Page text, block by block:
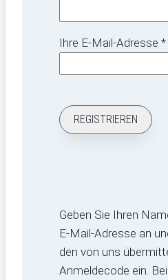
Ihre E-Mail-Adresse *
Geben Sie Ihren
E-Mail-Adresse an
den von uns
Anmeldecode ein.